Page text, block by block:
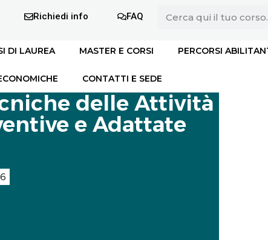
Richiedi info FAQ
DI LAUREA MASTER E CORSI PERCORSI
CONTATTI E SEDE
delle Attività
e Adattate